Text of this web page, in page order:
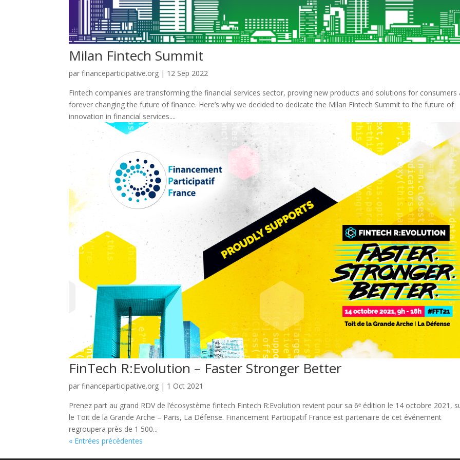
Milan Fintech Summit
parfinanceparticipative.org | 12 Sep 2022
Fintech companies are transforming the financial services sector, proving new products and solutions for consumers
forever changing the future of finance. Here’s why we decided to dedicate the Milan Fintech Summit to the future of
innovation in financial services....
FinTech R:Evolution – Faster Stronger Better
parfinanceparticipative.org | 1 Oct 2021
Prenez part au grand RDV de l’écosystème fintech Fintech R:Evolution revient pour sa 6ᵉ édition le 14 octobre 2021,
le Toit de la Grande Arche – Paris, La Défense. Financement Participatif France est partenaire de cet événement
regroupera près de 1 500...
« Entrées précédentes